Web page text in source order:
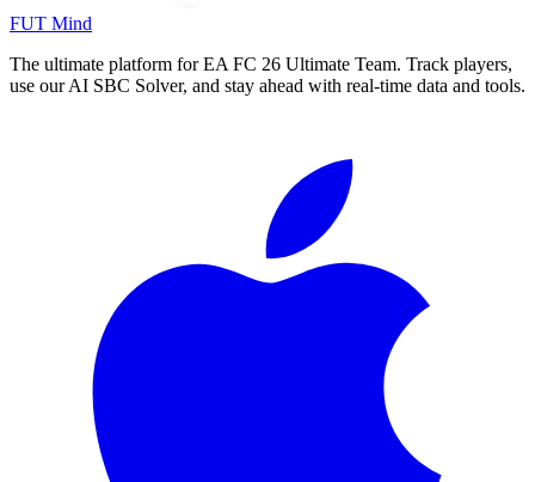
FUT Mind
The ultimate platform for EA FC 26 Ultimate Team. Track players,
use our AI SBC Solver, and stay ahead with real-time data and tools.